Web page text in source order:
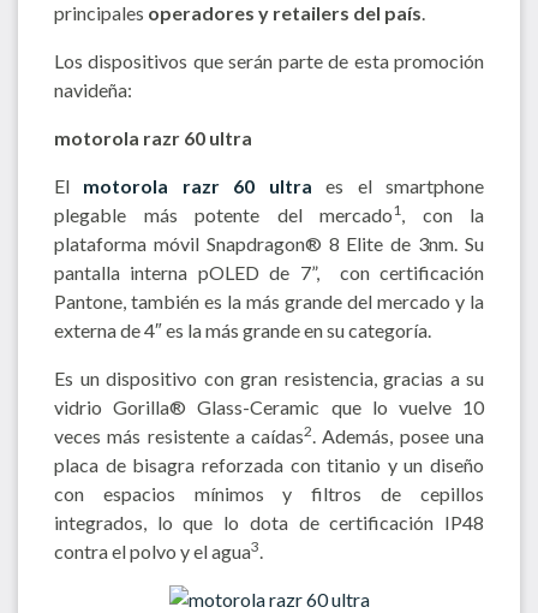
principales operadores y retailers del país.
Los dispositivos que serán parte de esta promoción
navideña:
motorola razr 60 ultra
El motorola razr 60 ultra es el smartphone
plegable más potente del mercado1, con la
plataforma móvil Snapdragon® 8 Elite de 3nm. Su
pantalla interna pOLED de 7”, con certificación
Pantone, también es la más grande del mercado y la
externa de 4″ es la más grande en su categoría.
Es un dispositivo con gran resistencia, gracias a su
vidrio Gorilla® Glass-Ceramic que lo vuelve 10
veces más resistente a caídas2. Además, posee una
placa de bisagra reforzada con titanio y un diseño
con espacios mínimos y filtros de cepillos
integrados, lo que lo dota de certificación IP48
contra el polvo y el agua3.